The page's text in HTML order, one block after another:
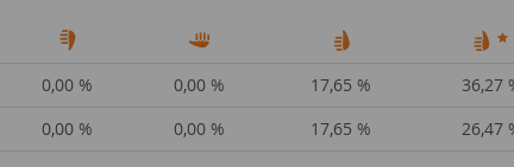
0,00 % 0,00 % 17,65 % 36,27
0,00 % 0,00 % 17,65 % 26,47